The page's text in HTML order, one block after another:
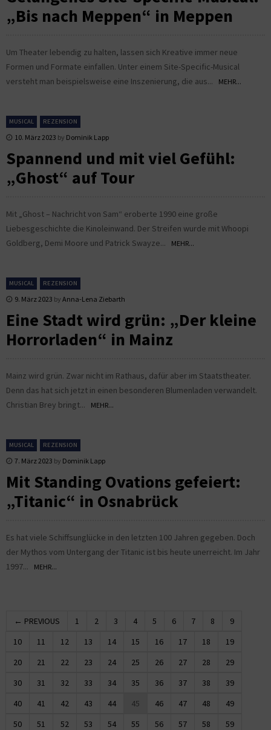
„Bis nach Meppen“ in Meppen
Um Theater lebendig zu halten, lassen sich Kreative immer neue
Formen und Formate einfallen. Unter einem Site-Specific-Musical
versteht man beispielsweise eine Inszenierung, die aus...
MEHR...
MUSICAL REZENSION
10. März 2023 by Dominik Lapp
Spannend und mit viel Gefühl:
„Ghost“ auf Tour
Mit „Ghost – Nachricht von Sam“ eroberte 1990 eine große
Liebesgeschichte die Kinoleinwand. Der Streifen wurde mit Whoopi
Goldberg, Demi Moore und Patrick Swayze...
MEHR...
MUSICAL REZENSION
9. März 2023 by Anna-Lena Ziebarth
Eine Stadt wird grün: „Der kleine
Horrorladen“ in Mainz
Mainz wird grün. Zwar nicht im Rathaus, dafür aber im Staatstheater.
Denn das hat sich jetzt in einen besonderen Blumenladen verwandelt.
Christian Brey bringt...
MEHR...
MUSICAL REZENSION
7. März 2023 by Dominik Lapp
Mit Standing Ovations gefeiert:
„Titanic“ in Osnabrück
Es hat viele Schiffsunglücke in den letzten 100 Jahren gegeben. Doch
der Mythos vom Untergang der Titanic ist bis heute unerreicht. Im Jahr
1997...
MEHR...
← PREVIOUS 1 2 3 4 5 6 7 8
9
10
11 12 13 14 15 16 17 18
19
20
21 22 23 24 25 26 27 28
29
30
31 32 33 34 35 36 37 38
39
40
41 42 43 44 45 46 47 48
49
50
51 52 53 54 55 56 57 58
59